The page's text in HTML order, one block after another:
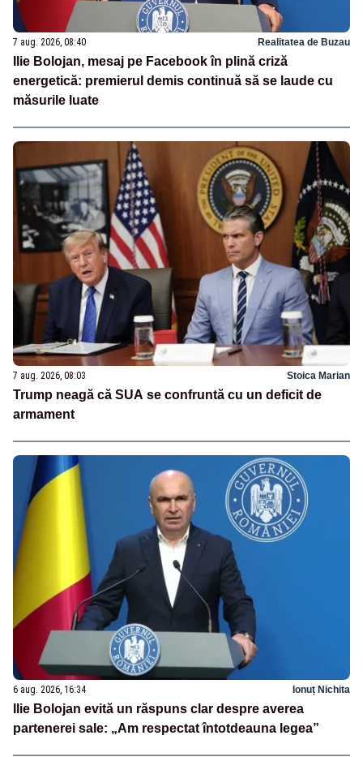
7 aug. 2026, 08:40 Realitatea de Buzau
Ilie Bolojan, mesaj pe Facebook în plină criză
energetică: premierul demis continuă să se laude cu
măsurile luate
7 aug. 2026, 08:03 Stoica Marian
Trump neagă că SUA se confruntă cu un deficit de
armament
6 aug. 2026, 16:34 Ionuț Nichita
Ilie Bolojan evită un răspuns clar despre averea
partenerei sale: „Am respectat întotdeauna legea”